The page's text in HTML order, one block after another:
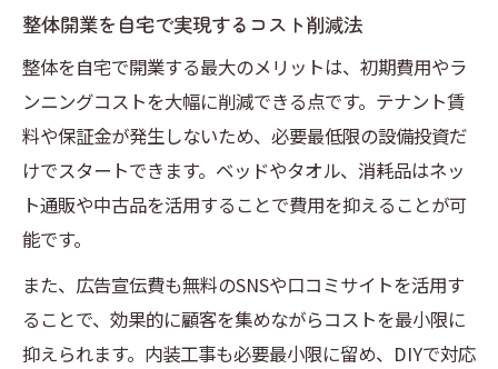
整体開業を自宅で実現するコスト削減法
整体を自宅で開業する最大のメリットは、初期費用やラ
ンニングコストを大幅に削減できる点です。テナント賃
料や保証金が発生しないため、必要最低限の設備投資だ
けでスタートできます。ベッドやタオル、消耗品はネッ
ト通販や中古品を活用することで費用を抑えることが可
能です。
また、広告宣伝費も無料のSNSや口コミサイトを活用す
ることで、効果的に顧客を集めながらコストを最小限に
抑えられます。内装工事も必要最小限に留め、DIYで対応